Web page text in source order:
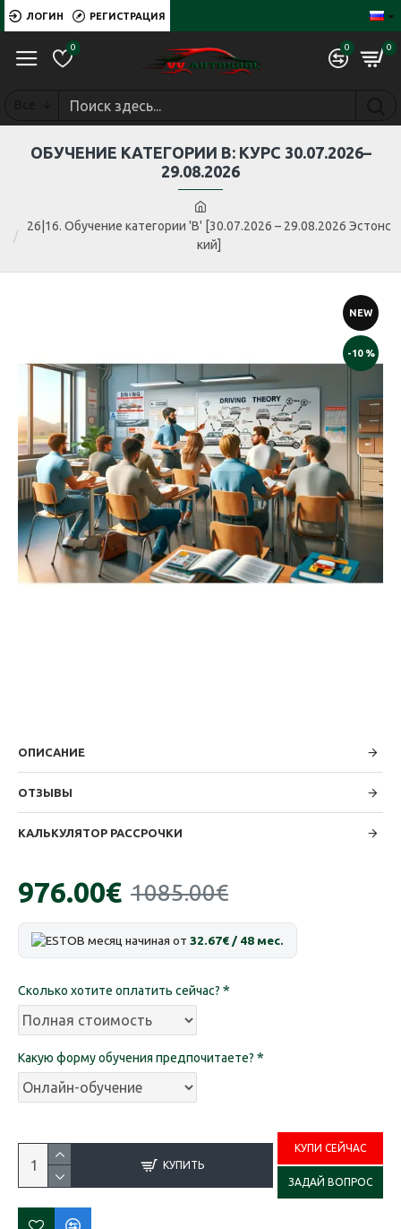
ЛОГИН РЕГИСТРАЦИЯ
0 0 0
26|16. Обучение категории 'B' [30.07.2026 – 29.08.2026 Эстонс
кий]
ОБУЧЕНИЕ КАТЕГОРИИ B: КУРС 30.07.2026–
29.08.2026
NEW
-10 %
ОПИСАНИЕ
ОТЗЫВЫ
КАЛЬКУЛЯТОР РАССРОЧКИ
976.00€ 1085.00€
В месяц начиная от 32.67€ / 48 мес.
Сколько хотите оплатить сейчас?
Какую форму обучения предпочитаете?
КУПИТЬ
КУПИ СЕЙЧАС
ЗАДАЙ ВОПРОС